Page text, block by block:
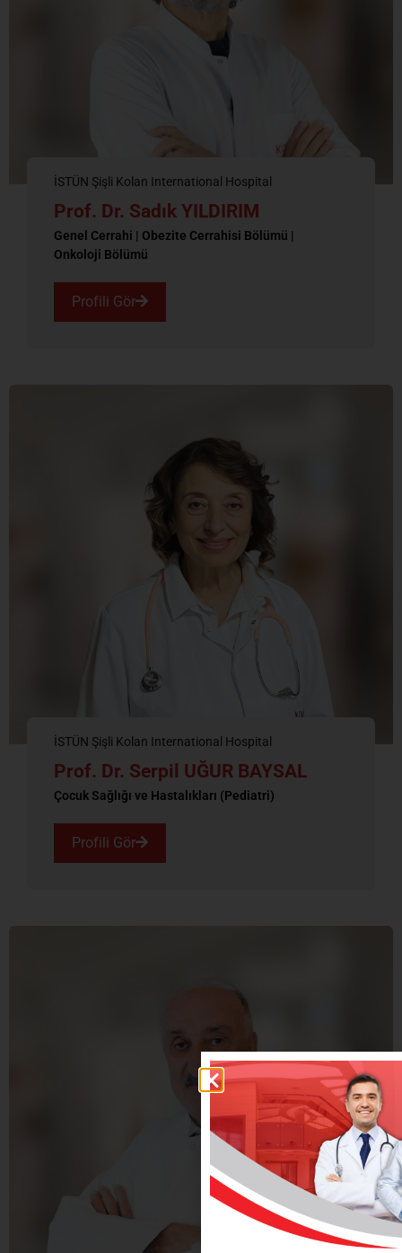
İSTÜN Şişli Kolan International Hospital
Prof. Dr. Sadık YILDIRIM
Genel Cerrahi | Obezite Cerrahisi Bölümü |
Onkoloji Bölümü
Profili Gör
İSTÜN Şişli Kolan International Hospital
Prof. Dr. Serpil UĞUR BAYSAL
Çocuk Sağlığı ve Hastalıkları (Pediatri)
Profili Gör